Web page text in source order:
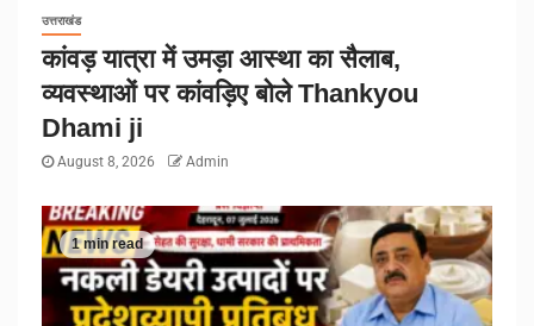
उत्तराखंड
कांवड़ यात्रा में उमड़ा आस्था का सैलाब,
व्यवस्थाओं पर कांवड़िए बोले Thankyou
Dhami ji
August 8, 2026 Admin
1 min read